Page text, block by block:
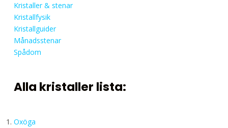
Kristaller & stenar
Kristallfysik
Kristallguider
Månadsstenar
Spådom
Alla kristaller lista:
Oxöga